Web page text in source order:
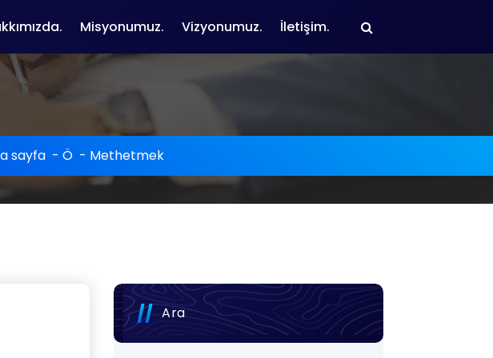
Misyonumuz. Vizyonumuz. İletişim.
sayfa - Ö - Methetmek
Ara